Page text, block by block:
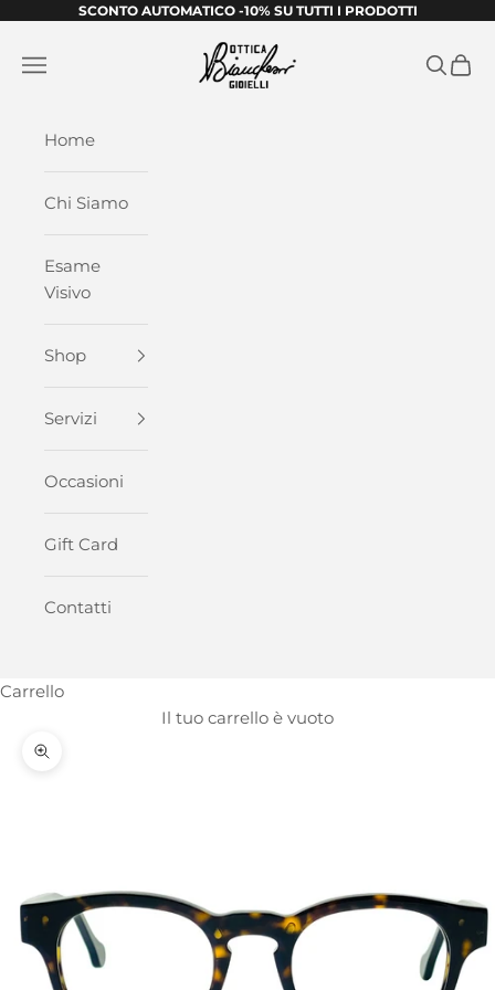
Vai al contenutoSCONTO AUTOMATICO -10% SU TUTTI I PRODOTTI
Bianchessi Ottica & Gioielli
Apri il menu di navigazione Mostra
Home
Chi Siamo
Esame
Visivo
Shop
Servizi
Occasioni
Gift Card
Contatti
Carrello
Il tuo carrello è vuoto
Ingrandisci immagine